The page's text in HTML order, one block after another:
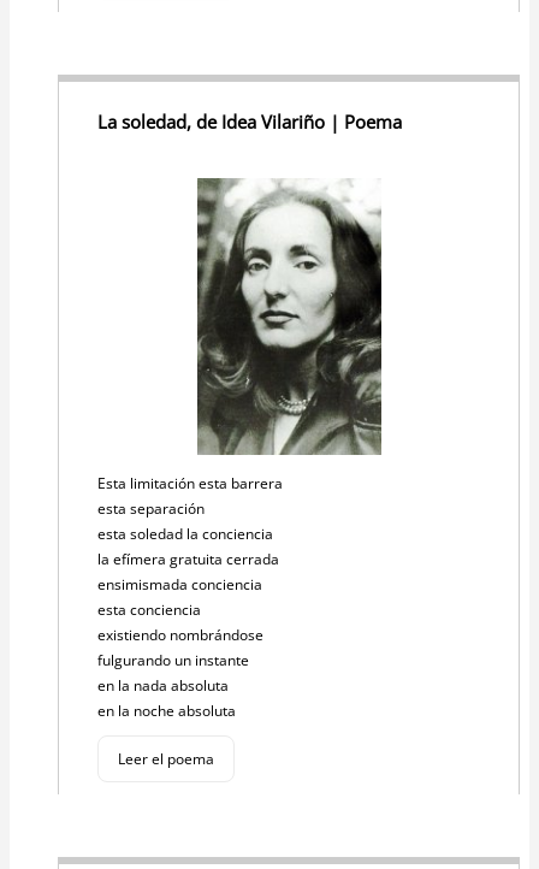
La soledad, de Idea Vilariño | Poema
Esta limitación esta barrera
esta separación
esta soledad la conciencia
la efímera gratuita cerrada
ensimismada conciencia
esta conciencia
existiendo nombrándose
fulgurando un instante
en la nada absoluta
en la noche absoluta
Leer el poema